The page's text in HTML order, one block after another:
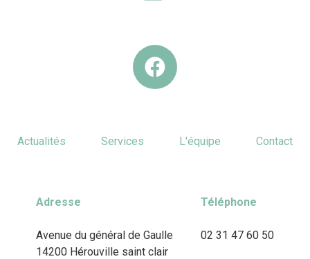
Actualités Services L'équipe Contact
Adresse
Avenue du général de Gaulle
14200 Hérouville saint clair
Téléphone
02 31 47 60 50